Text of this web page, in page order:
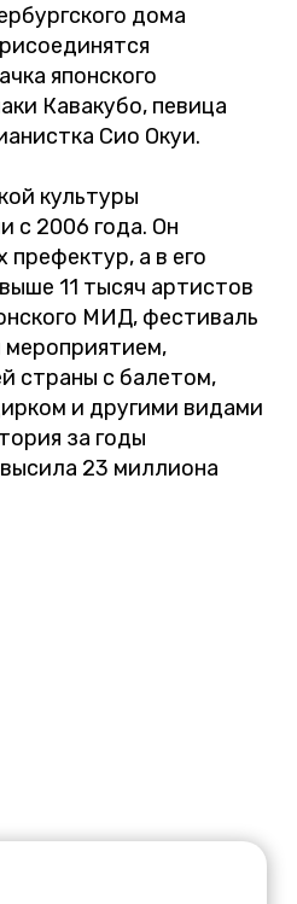
дома
японского
Кавакубо, певица
Сио Окуи.
культуры
с 2006 года. Он
префектур, а в его
11 тысяч артистов
МИД, фестиваль
страны с балетом,
и другими видами
за годы
23 миллиона